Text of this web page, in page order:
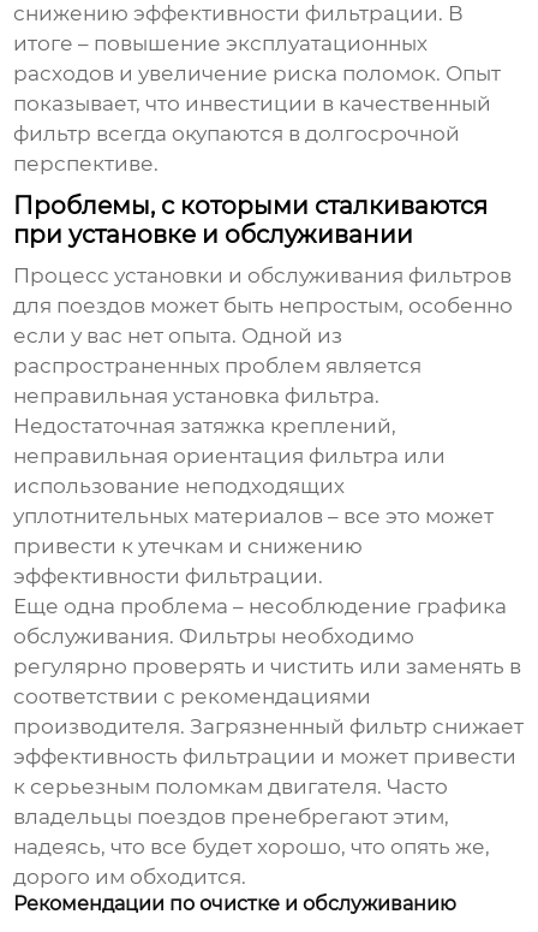
снижению эффективности фильтрации. В
итоге – повышение эксплуатационных
расходов и увеличение риска поломок. Опыт
показывает, что инвестиции в качественный
фильтр всегда окупаются в долгосрочной
перспективе.
Проблемы, с которыми сталкиваются
при установке и обслуживании
Процесс установки и обслуживания фильтров
для поездов может быть непростым, особенно
если у вас нет опыта. Одной из
распространенных проблем является
неправильная установка фильтра.
Недостаточная затяжка креплений,
неправильная ориентация фильтра или
использование неподходящих
уплотнительных материалов – все это может
привести к утечкам и снижению
эффективности фильтрации.
Еще одна проблема – несоблюдение графика
обслуживания. Фильтры необходимо
регулярно проверять и чистить или заменять в
соответствии с рекомендациями
производителя. Загрязненный фильтр снижает
эффективность фильтрации и может привести
к серьезным поломкам двигателя. Часто
владельцы поездов пренебрегают этим,
надеясь, что все будет хорошо, что опять же,
дорого им обходится.
Рекомендации по очистке и обслуживанию